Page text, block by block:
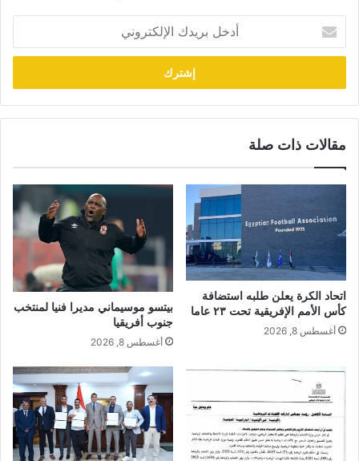
بريدك
الإلكتروني
مقالات ذات صلة
اتحاد الكرة يعلن طلبه استضافة
كأس الأمم الإفريقية تحت ٢٣ عاما
أغسطس 8, 2026
بيتسو موسيماني مديرا فنيا لمنتخب
جنوب أفريقيا
أغسطس 8, 2026